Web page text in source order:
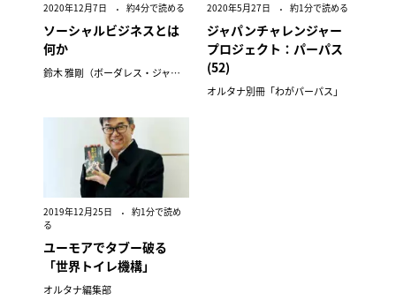
2020年12月7日 約4分で読める
ソーシャルビジネスとは
何か
鈴木 雅剛（ボーダレス・ジャパン副社長）
2020年5月27日 約1分で読める
ジャパンチャレンジャー
プロジェクト：パーパス
(52)
オルタナ別冊「わがパーパス」
2019年12月25日
約1分で読め
る
ユーモアでタブー破る
「世界トイレ機構」
オルタナ編集部